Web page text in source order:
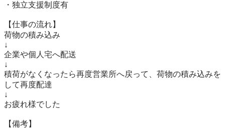
・独立支援制度有
【仕事の流れ】
荷物の積み込み
↓
企業や個人宅へ配送
↓
積荷がなくなったら再度営業所へ戻って、荷物の積み込みを
して再度配達
↓
お疲れ様でした
【備考】